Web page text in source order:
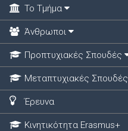
Το Τμήμα
Άνθρωποι
Προπτυχιακές Σπουδές
Μεταπτυχιακές Σπουδές
Έρευνα
Κινητικότητα Erasmus+